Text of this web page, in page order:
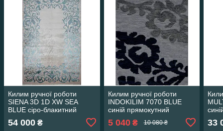
Килим ручної роботи
SIENA 3D 1D XW SEA
BLUE сіро-блакитний
прямокутний 200*300 см
54 000 ₴
Килим ручної роботи
INDOKILIM 7070 BLUE
синій прямокутний
5 040₴ 10 080 ₴ 33